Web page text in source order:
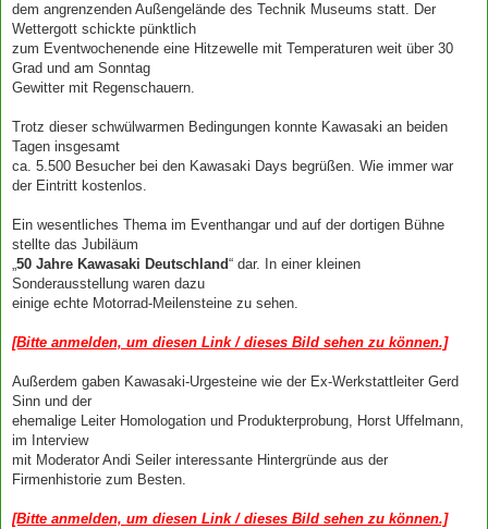
dem angrenzenden Außengelände des Technik Museums statt. Der
Wettergott schickte pünktlich
zum Eventwochenende eine Hitzewelle mit Temperaturen weit über 30
Grad und am Sonntag
Gewitter mit Regenschauern.
Trotz dieser schwülwarmen Bedingungen konnte Kawasaki an beiden
Tagen insgesamt
ca. 5.500 Besucher bei den Kawasaki Days begrüßen. Wie immer war
der Eintritt kostenlos.
Ein wesentliches Thema im Eventhangar und auf der dortigen Bühne
stellte das Jubiläum
„50 Jahre Kawasaki Deutschland“ dar. In einer kleinen
Sonderausstellung waren dazu
einige echte Motorrad-Meilensteine zu sehen.
[Bitte anmelden, um diesen Link / dieses Bild sehen zu können.]
Außerdem gaben Kawasaki-Urgesteine wie der Ex-Werkstattleiter Gerd
Sinn und der
ehemalige Leiter Homologation und Produkterprobung, Horst Uffelmann,
im Interview
mit Moderator Andi Seiler interessante Hintergründe aus der
Firmenhistorie zum Besten.
[Bitte anmelden, um diesen Link / dieses Bild sehen zu können.]